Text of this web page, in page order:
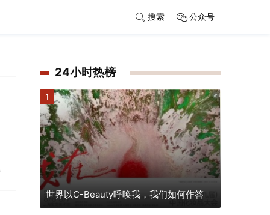
搜索 公众号
24小时热榜
1
世界以C-Beauty呼唤我，我们如何作答